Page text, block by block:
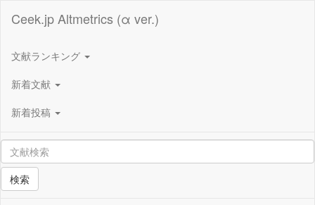
Ceek.jp Altmetrics (α ver.)
文献ランキング
新着文献
新着投稿
検索